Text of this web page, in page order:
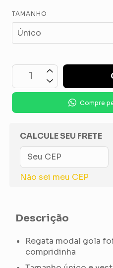
TAMANHO
Compre
OPÇÕES DE FRETE
CALCULE SEU FRETE
Não sei meu CEP
Descrição
Regata modal gola
compridinha